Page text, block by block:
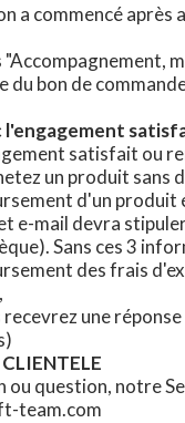
a commencé
"Accompagnement,
du bon de
l'engagement
satisfait ou
un produit
d'un
e-mail devra
Sans ces 3
des frais
recevrez une
question, notre
team.com